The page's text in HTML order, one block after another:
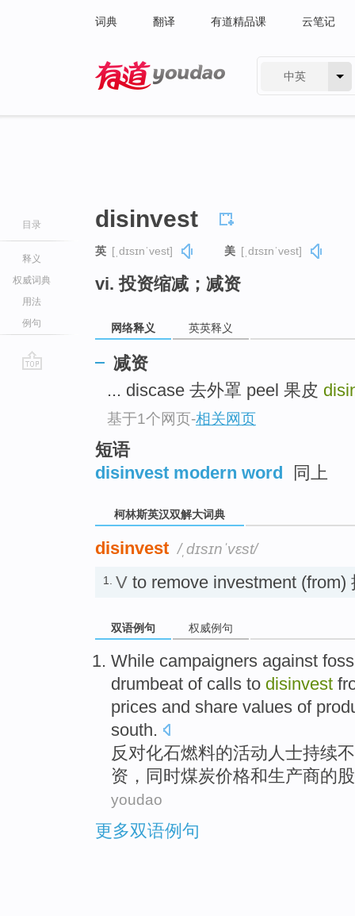
词典 翻译 有道精品课 云笔记
中英
目录
释义
权威词典
用法
例句
disinvest
英 [ˌdɪsɪnˈvest] 美 [ˌdɪsɪnˈvest]
vi. 投资缩减；减资
网络释义 英英释义
减资
... discase 去外罩 peel 果皮
基于1个网页-相关网页
短语
disinvest modern word
同上
柯林斯英汉双解大词典
disinvest /ˌdɪsɪnˈvɛst/
1. V to remove investment
双语例句 权威例句
While campaigners against
drumbeat of calls to disinvest
prices and share values of
south.
反对化石燃料的活动人士持续
资， 同时煤炭价格和生产商的
youdao
更多双语例句